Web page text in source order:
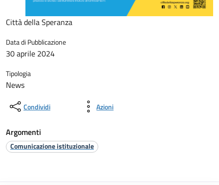
Città della Speranza
Data di Pubblicazione
30 aprile 2024
Tipologia
News
Condividi Azioni
Argomenti
Comunicazione istituzionale